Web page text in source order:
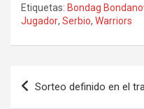
Etiquetas: Bondag
Jugador, Serbio, Warriors
Navegación
Sorteo definido en el